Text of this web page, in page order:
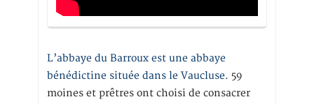
L’abbaye du Barroux est une abbaye
bénédictine située dans le Vaucluse. 59
moines et prêtres ont choisi de consacrer